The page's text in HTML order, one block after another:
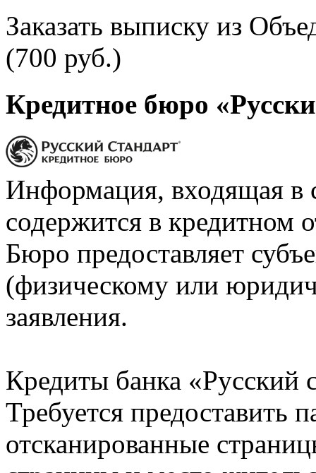
Заказать выписку из
(700 руб.)
Кредитное бюро
Информация, входящая в
содержится в кредитном
Бюро предоставляет
(физическому или
заявления.
Кредиты банка «Русский
Требуется предоставить
отсканированные